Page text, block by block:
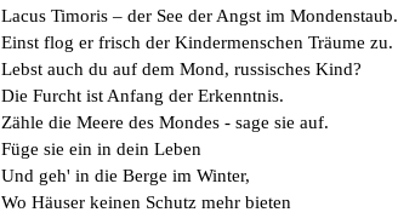
Lacus Timoris – der See der Angst im Mondenstaub.
Einst flog er frisch der Kindermenschen Träume zu.
Lebst auch du auf dem Mond, russisches Kind?
Die Furcht ist Anfang der Erkenntnis.
Zähle die Meere des Mondes - sage sie auf.
Füge sie ein in dein Leben
Und geh' in die Berge im Winter,
Wo Häuser keinen Schutz mehr bieten